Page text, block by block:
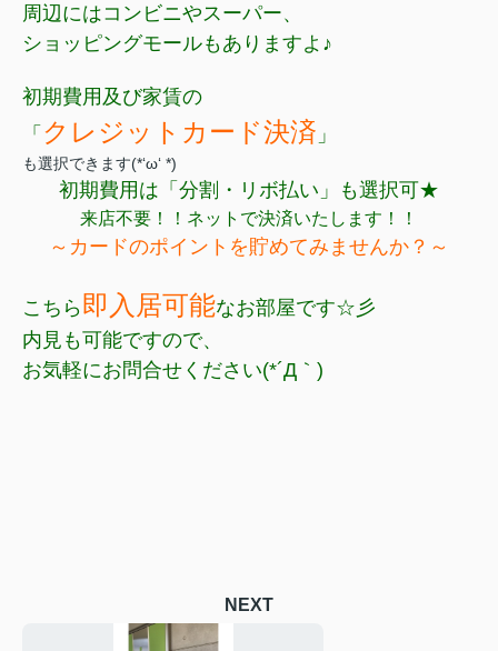
周辺にはコンビニやスーパー、
ショッピングモールもありますよ♪
初期費用及び家賃の
「 クレジットカード決済 」
も選択できます(*‘ω‘ *)
初期費用は「分割・リボ払い」も選択可★
来店不要！！ネットで決済いたします！！
～カードのポイントを貯めてみませんか？～
こちら即入居可能なお部屋です☆彡
内見も可能ですので、
お気軽にお問合せください(*´Д｀)
NEXT